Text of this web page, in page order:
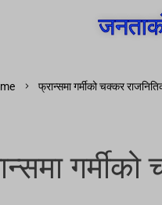
फ्रान्समा गर्मीको चक्कर